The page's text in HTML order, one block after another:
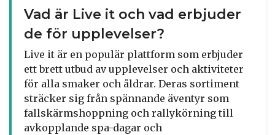
Vad är Live it och vad erbjuder
de för upplevelser?
Live it är en populär plattform som erbjuder
ett brett utbud av upplevelser och aktiviteter
för alla smaker och åldrar. Deras sortiment
sträcker sig från spännande äventyr som
fallskärmshoppning och rallykörning till
avkopplande spa-dagar och